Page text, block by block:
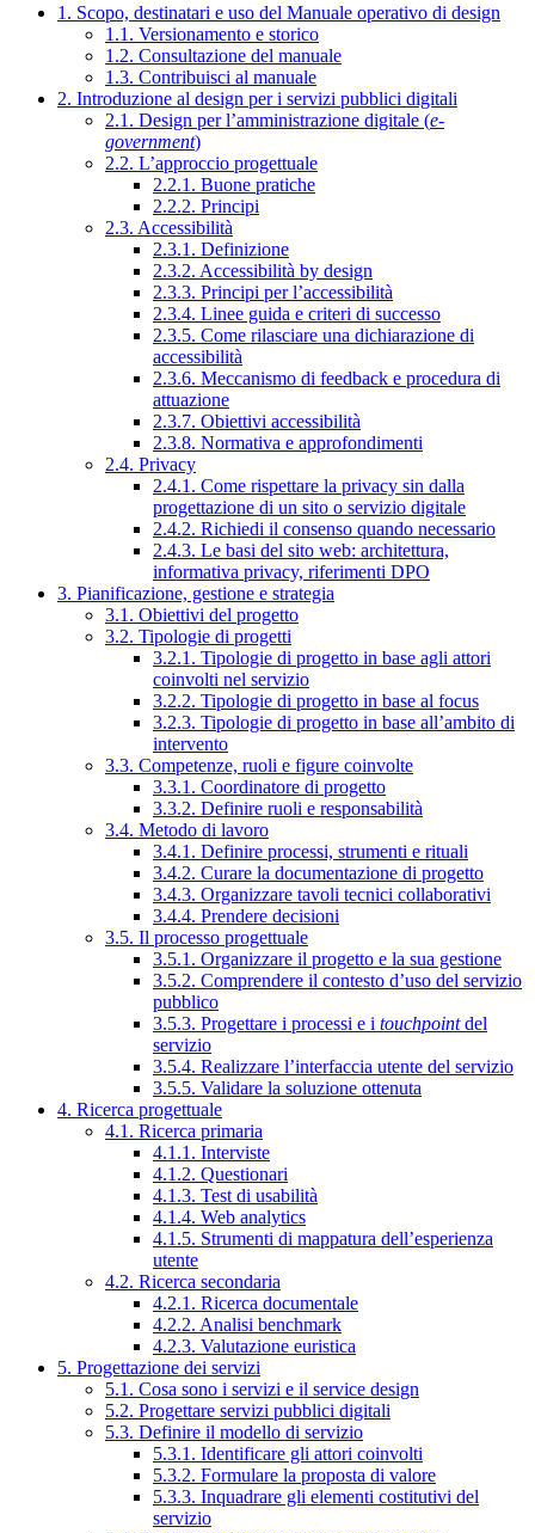
1. Scopo, destinatari e uso del Manuale operativo di design
1.1. Versionamento e storico
1.2. Consultazione del manuale
1.3. Contribuisci al manuale
2. Introduzione al design per i servizi pubblici digitali
2.1. Design per l’amministrazione digitale (e-
government)
2.2. L’approccio progettuale
2.2.1. Buone pratiche
2.2.2. Principi
2.3. Accessibilità
2.3.1. Definizione
2.3.2. Accessibilità by design
2.3.3. Principi per l’accessibilità
2.3.4. Linee guida e criteri di successo
2.3.5. Come rilasciare una dichiarazione di
accessibilità
2.3.6. Meccanismo di feedback e procedura di
attuazione
2.3.7. Obiettivi accessibilità
2.3.8. Normativa e approfondimenti
2.4. Privacy
2.4.1. Come rispettare la privacy sin dalla
progettazione di un sito o servizio digitale
2.4.2. Richiedi il consenso quando necessario
2.4.3. Le basi del sito web: architettura,
informativa privacy, riferimenti DPO
3. Pianificazione, gestione e strategia
3.1. Obiettivi del progetto
3.2. Tipologie di progetti
3.2.1. Tipologie di progetto in base agli attori
coinvolti nel servizio
3.2.2. Tipologie di progetto in base al focus
3.2.3. Tipologie di progetto in base all’ambito di
intervento
3.3. Competenze, ruoli e figure coinvolte
3.3.1. Coordinatore di progetto
3.3.2. Definire ruoli e responsabilità
3.4. Metodo di lavoro
3.4.1. Definire processi, strumenti e rituali
3.4.2. Curare la documentazione di progetto
3.4.3. Organizzare tavoli tecnici collaborativi
3.4.4. Prendere decisioni
3.5. Il processo progettuale
3.5.1. Organizzare il progetto e la sua gestione
3.5.2. Comprendere il contesto d’uso del servizio
pubblico
3.5.3. Progettare i processi e i touchpointdel
servizio
3.5.4. Realizzare l’interfaccia utente del servizio
3.5.5. Validare la soluzione ottenuta
4. Ricerca progettuale
4.1. Ricerca primaria
4.1.1. Interviste
4.1.2. Questionari
4.1.3. Test di usabilità
4.1.4. Web analytics
4.1.5. Strumenti di mappatura dell’esperienza
utente
4.2. Ricerca secondaria
4.2.1. Ricerca documentale
4.2.2. Analisi benchmark
4.2.3. Valutazione euristica
5. Progettazione dei servizi
5.1. Cosa sono i servizi e il service design
5.2. Progettare servizi pubblici digitali
5.3. Definire il modello di servizio
5.3.1. Identificare gli attori coinvolti
5.3.2. Formulare la proposta di valore
5.3.3. Inquadrare gli elementi costitutivi del
servizio